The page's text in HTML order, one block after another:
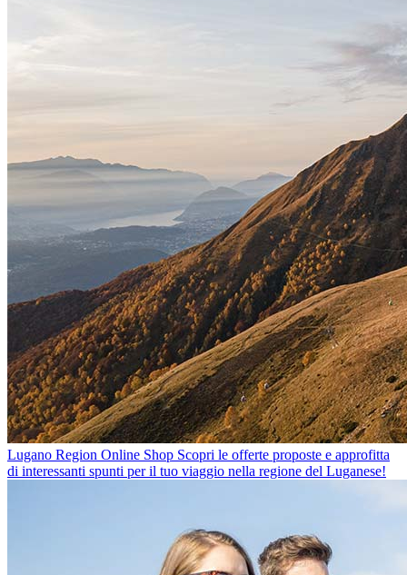
Lugano Region Online Shop Scopri le offerte proposte e approfitta
di interessanti spunti per il tuo viaggio nella regione del Luganese!